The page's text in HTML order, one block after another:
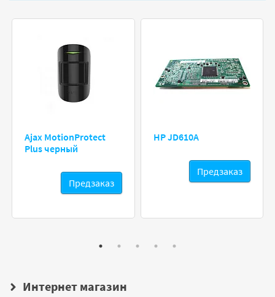
Ajax MotionProtect
Plus черный
Предзаказ
HP JD610A
Предзаказ
Интернет магазин